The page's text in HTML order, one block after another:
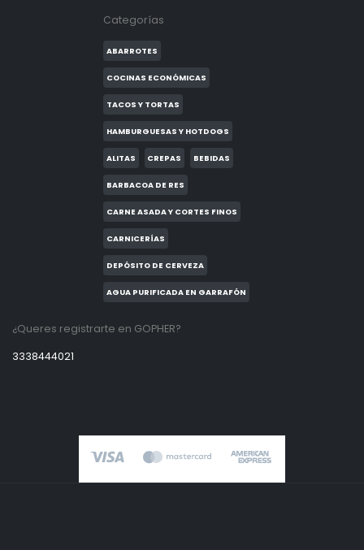
Categorías
ABARROTES
COCINAS ECONÓMICAS
TACOS Y TORTAS
HAMBURGUESAS Y HOTDOGS
ALITAS CREPAS BEBIDAS
BARBACOA DE RES
CARNE ASADA Y CORTES FINOS
CARNICERÍAS
DEPÓSITO DE CERVEZA
AGUA PURIFICADA EN GARRAFÓN
¿Queres registrarte en GOPHER?
3338444021